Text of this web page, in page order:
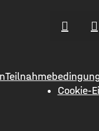
Menschen
Cookie-